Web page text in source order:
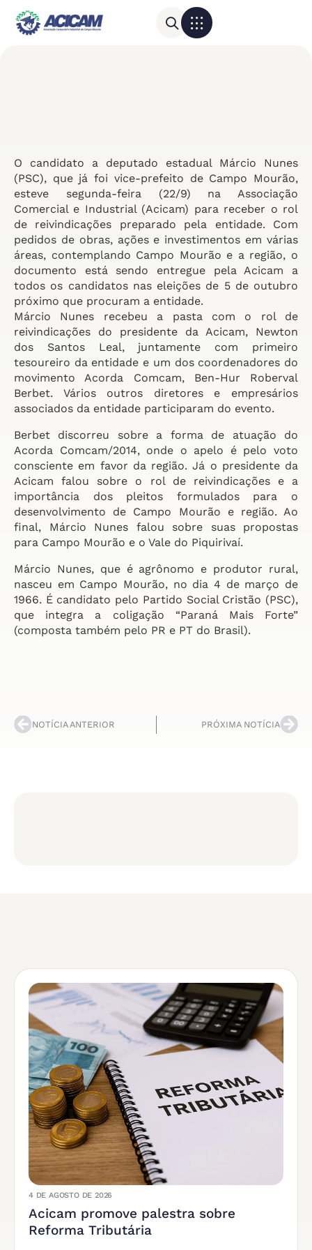
O candidato a deputado estadual Márcio Nunes
(PSC), que já foi vice-prefeito de Campo Mourão,
esteve segunda-feira (22/9) na Associação
Comercial e Industrial (Acicam) para receber o rol
de reivindicações preparado pela entidade. Com
pedidos de obras, ações e investimentos em várias
áreas, contemplando Campo Mourão e a região, o
documento está sendo entregue pela Acicam a
todos os candidatos nas eleições de 5 de outubro
próximo que procuram a entidade.
Márcio Nunes recebeu a pasta com o rol de
reivindicações do presidente da Acicam, Newton
dos Santos Leal, juntamente com primeiro
tesoureiro da entidade e um dos coordenadores do
movimento Acorda Comcam, Ben-Hur Roberval
Berbet. Vários outros diretores e empresários
associados da entidade participaram do evento.
Berbet discorreu sobre a forma de atuação do
Acorda Comcam/2014, onde o apelo é pelo voto
consciente em favor da região. Já o presidente da
Acicam falou sobre o rol de reivindicações e a
importância dos pleitos formulados para o
desenvolvimento de Campo Mourão e região. Ao
final, Márcio Nunes falou sobre suas propostas
para Campo Mourão e o Vale do Piquirivaí.
Márcio Nunes, que é agrônomo e produtor rural,
nasceu em Campo Mourão, no dia 4 de março de
1966. É candidato pelo Partido Social Cristão (PSC),
que integra a coligação “Paraná Mais Forte”
(composta também pelo PR e PT do Brasil).
NOTÍCIA ANTERIOR PRÓXIMA NOTÍCIA
4 DE AGOSTO DE 2026
Acicam promove palestra sobre
Reforma Tributária